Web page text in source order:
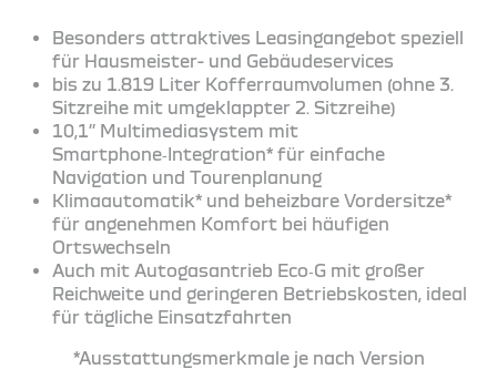
Besonders attraktives Leasingangebot speziell
für Hausmeister- und Gebäudeservices
bis zu 1.819 Liter Kofferraumvolumen (ohne 3.
Sitzreihe mit umgeklappter 2. Sitzreihe)
10,1’’ Multimediasystem mit
Smartphone‑Integration* für einfache
Navigation und Tourenplanung
Klimaautomatik* und beheizbare Vordersitze*
für angenehmen Komfort bei häufigen
Ortswechseln
Auch mit Autogasantrieb Eco‑G mit großer
Reichweite und geringeren Betriebskosten, ideal
für tägliche Einsatzfahrten
*Ausstattungsmerkmale je nach Version